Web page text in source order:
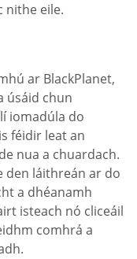
nithe eile.
ar BlackPlanet,
úsáid chun
iomadúla do
féidir leat an
nua a chuardach.
den láithreán ar do
a dhéanamh
isteach nó cliceáil
comhrá a